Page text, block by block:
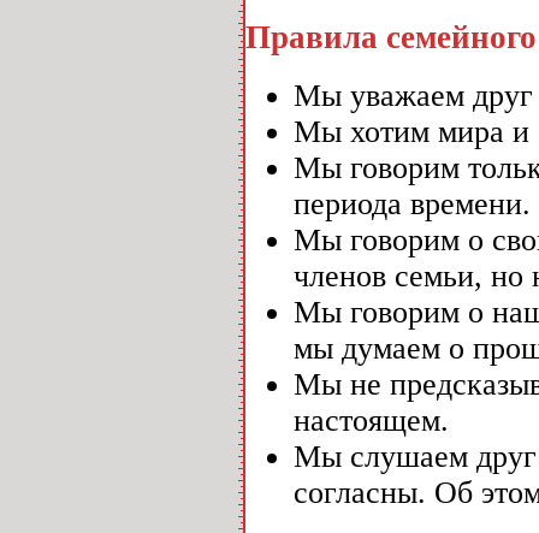
Правила
Мы уважаем друг
Мы хотим мира и
Мы говорим
периода
Мы говорим о
членов семьи, но
Мы говорим о
мы думаем о
Мы не
настоящем.
Мы слушаем друг
согласны. Об